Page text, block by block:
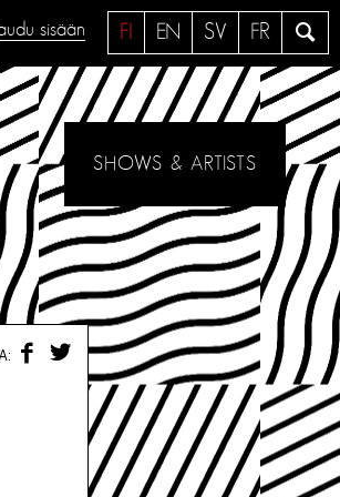
a
e
FI EN SV FR
sisään
SHOWS & ARTISTS
F
W